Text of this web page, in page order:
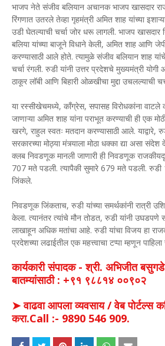
भाजप नेते संजीव बलियान अचानक भाजप खासदार
रिंगणात उतरले तेव्हा गृहमंत्री अमित शाह यांच्या
उडी घेतल्याची चर्चा जोर धरू लागली. भाजप
बलिया यांच्या बाजूने विधाने केली, अमित शाह आणि
करण्यासाठी आले होते. त्यामुळे संजीव बलियान शाह
चर्चा रंगली. रुडी यांनी उत्तर प्रदेशचे मुख्यमंत्री योगी
ठाकूर लॉबी आणि बिहारी ओळखीचा मुद्दा उचलल्याची
या रस्सीखेचमध्ये, काँग्रेस, सपासह विरोधकांना
जाणाऱ्या अमित शाह यांना पराभूत करण्याची ही एक
खरगे, राहुल स्वतः मतदान करण्यासाठी आले. याद्वारे,
सरकारच्या मोठ्या मंत्र्याला मोठा धक्का द्या असा
क्लब निवडणूक मानली जाणारी ही निवडणूक
707 मते पडली. त्यापैकी सुमारे 679 मते पडली. रुडी
जिंकले.
निवडणूक जिंकताच, रुडी यांच्या समर्थकांनी रात्री
केला. त्यानंतर त्यांचे मौन तोडत, रुडी यांनी उघडपणे
लाखाहून अधिक मतांचा आहे. रुडी यांचा विजय हा
प्रदेशच्या लढाईतील एक महत्त्वाचा टप्पा म्हणून
कार्यकारी संपादक - श्री. अभिजीत
बातम्यांसाठी : +९१ ९८८१४ ००९०२
➤ वाढवा आपला व्यवसाय / वेब पोर्टल्स
करा.Call :- 9890 546 909.